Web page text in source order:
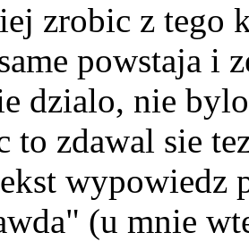
zrobic z tego
powstaja i
dzialo, nie
to zdawal sie
wypowiedz
(u mnie